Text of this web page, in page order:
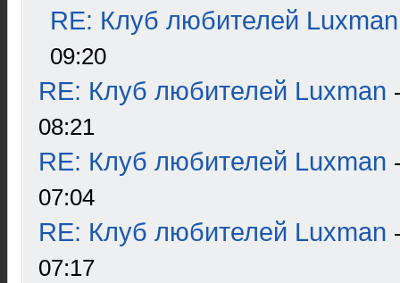
RE: Клуб любителей Luxman
09:20
RE: Клуб любителей Luxman
08:21
RE: Клуб любителей Luxman
07:04
RE: Клуб любителей Luxman
07:17